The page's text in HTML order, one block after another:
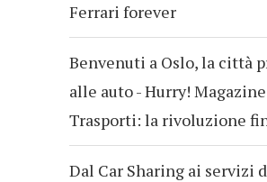
Ferrari forever
Benvenuti a Oslo, la città
alle auto - Hurry! Magazine
Trasporti: la rivoluzione
Dal Car Sharing ai servizi